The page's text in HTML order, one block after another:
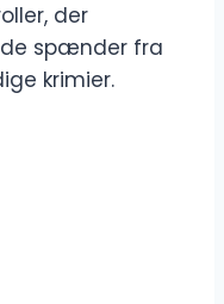
der
spænder fra
krimier.